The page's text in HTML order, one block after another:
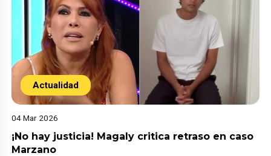
Actualidad
04 Mar 2026
¡No hay justicia! Magaly critica retraso en caso
Marzano